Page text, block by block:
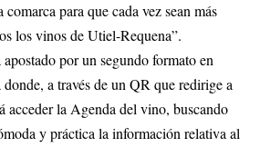
para que cada vez sean más
los vinos de Utiel-Requena”.
por un segundo formato en
a través de un QR que redirige a
acceder la Agenda del vino, buscando
y práctica la información relativa al